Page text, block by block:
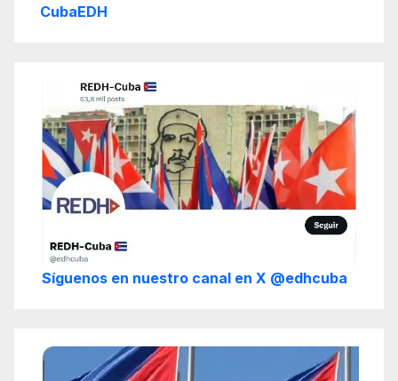
CubaEDH
Síguenos en nuestro canal en X @edhcuba